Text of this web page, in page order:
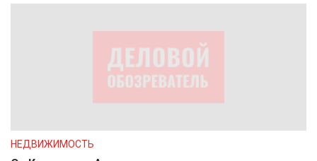
НЕДВИЖИМОСТЬ